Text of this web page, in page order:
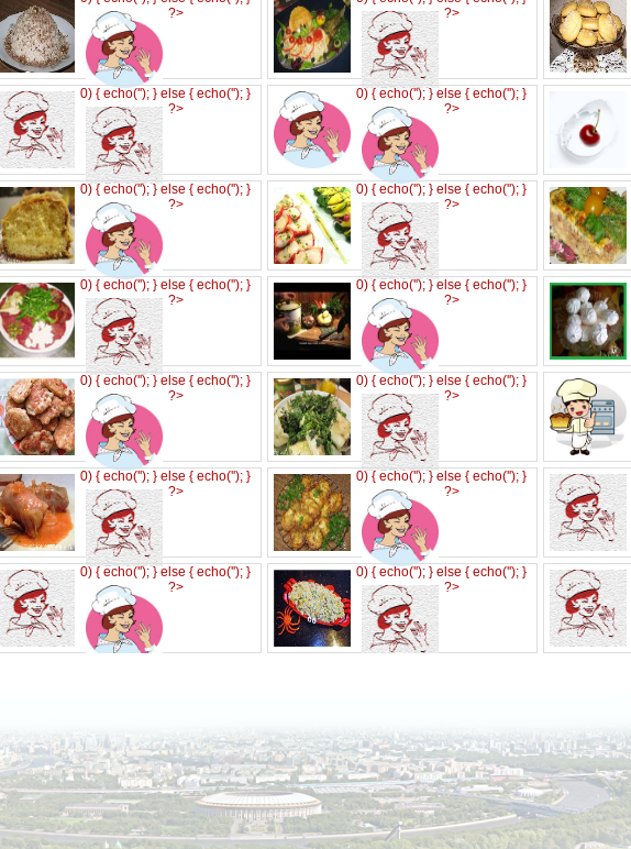
?>
?>
0) { echo(''); } else { echo(''); }
?>
0) { echo(''); } else { echo(''); }
?>
0) { echo(''); } else { echo(''); }
?>
0) { echo(''); } else { echo(''); }
?>
0) { echo(''); } else { echo(''); }
?>
0) { echo(''); } else { echo(''); }
?>
0) { echo(''); } else { echo(''); }
?>
0) { echo(''); } else { echo(''); }
?>
0) { echo(''); } else { echo(''); }
?>
0) { echo(''); } else { echo(''); }
?>
0) { echo(''); } else { echo(''); }
?>
0) { echo(''); } else { echo(''); }
?>